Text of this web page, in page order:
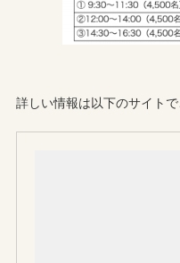
詳しい情報は以下のサイトで